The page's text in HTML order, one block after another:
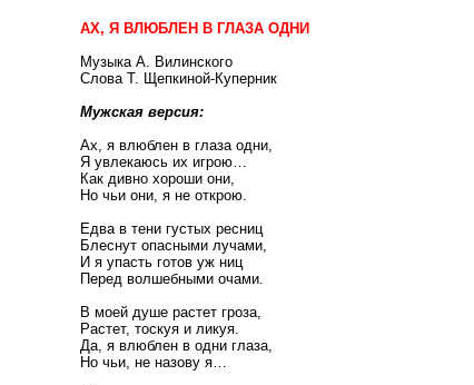
АХ, Я ВЛЮБЛЕН В ГЛАЗА ОДНИ
Музыка А. Вилинского
Слова Т. Щепкиной-Куперник
Мужская версия:
Ах, я влюблен в глаза одни,
Я увлекаюсь их игрою…
Как дивно хороши они,
Но чьи они, я не открою.
Едва в тени густых ресниц
Блеснут опасными лучами,
И я упасть готов уж ниц
Перед волшебными очами.
В моей душе растет гроза,
Растет, тоскуя и ликуя.
Да, я влюблен в одни глаза,
Но чьи, не назову я…